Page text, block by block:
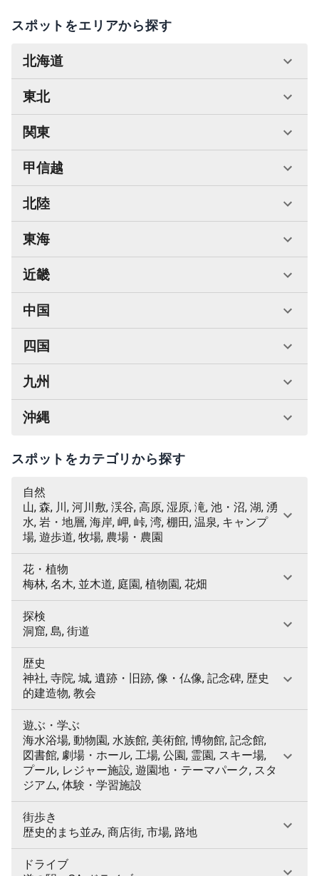
スポットをエリアから探す
北海道
東北
関東
甲信越
北陸
東海
近畿
中国
四国
九州
沖縄
スポットをカテゴリから探す
自然
山, 森, 川, 河川敷, 渓谷, 高原, 湿原, 滝, 池・沼, 湖, 湧
水, 岩・地層, 海岸, 岬, 峠, 湾, 棚田, 温泉, キャンプ
場, 遊歩道, 牧場, 農場・農園
花・植物
梅林, 名木, 並木道, 庭園, 植物園, 花畑
探検
洞窟, 島, 街道
歴史
神社, 寺院, 城, 遺跡・旧跡, 像・仏像, 記念碑, 歴史
的建造物, 教会
遊ぶ・学ぶ
海水浴場, 動物園, 水族館, 美術館, 博物館, 記念館,
図書館, 劇場・ホール, 工場, 公園, 霊園, スキー場,
プール, レジャー施設, 遊園地・テーマパーク, スタ
ジアム, 体験・学習施設
街歩き
歴史的まち並み, 商店街, 市場, 路地
ドライブ